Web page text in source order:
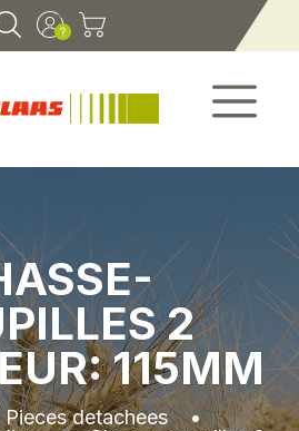
2
115MM
Pieces detachees•